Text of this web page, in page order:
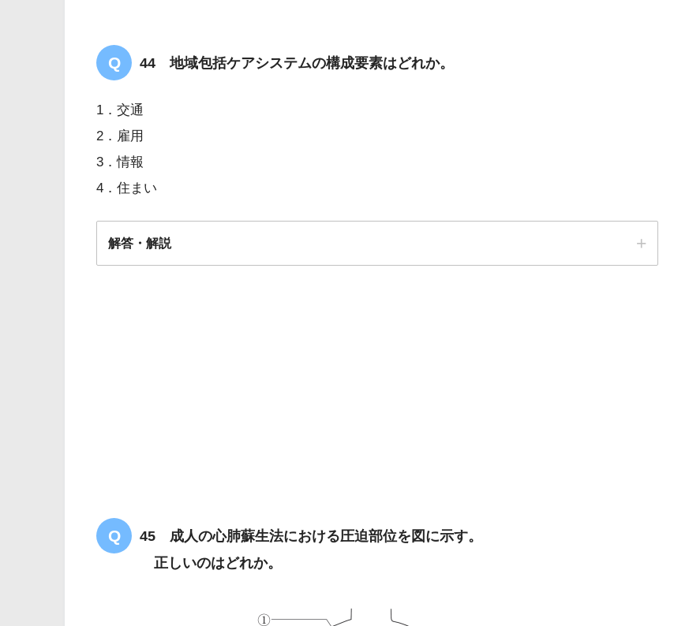
経済的にも生活していけるか不安です
44 地域包括ケアシステムの構成要素はどれか。
1．交通
2．雇用
3．情報
4．住まい
解答・解説
45 成人の心肺蘇生法における圧迫部位を図に示す。
正しいのはどれか。